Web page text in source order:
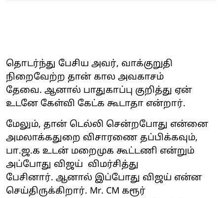
தொடர்ந்து பேசிய அவர், வாக்குறுதி
நிறைவேற்ற தான் கால அவகாசம்
தேவை. ஆனால் பாதுகாப்பு குறித்து ஏன்
உடனே கேள்வி கேட்க கூடாதா என்றார்.
மேலும், தான் டெல்லி சென்றபோது என்னை
அமலாக்கதுறை விசாரணை தப்பிக்கவும்,
பா.ஜ.க உடன் மறைமுக கூட்டணி என்றும்
அப்போது விஜய் விமர்சித்து
பேசினார். ஆனால் இப்போது விஜய் என்ன
செய்திருக்கிறார். Mr. CM கரூர்